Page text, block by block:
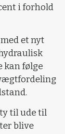
i forhold
et nyt
kan følge
til ude til
blive